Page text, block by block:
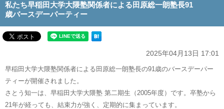
私たち早稲田大学大隈塾関係者による田原総一朗塾長91
歳バースデーパーティー
2025年04月13日 17:01
早稲田大学大隈塾関係者による田原総一朗塾長の91歳のバースデーパー
ティーが開催されました。
さとう知一は、早稲田大学大隈塾 第二期生（2005年度）です。卒塾から
21年が経っても、結束力が強く、定期的に集まっています。